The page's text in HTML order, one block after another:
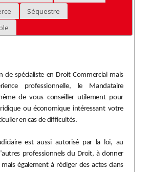
Séquestre
de spécialiste en Droit Commercial mais
professionnelle, le Mandataire
de vous conseiller utilement pour
ou économique intéressant votre
en cas de difficultés.
est aussi autorisé par la loi, au
professionnels du Droit, à donner
également à rédiger des actes dans